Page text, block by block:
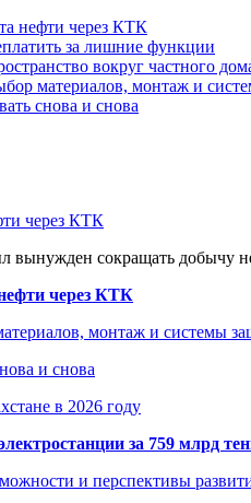
нефти через КТК
за лишние функции
вокруг частного
материалов, монтаж и
снова и снова
через КТК
вынужден сокращать добычу
через КТК
монтаж и системы
и снова
в 2026 году
за 759 млрд
и перспективы